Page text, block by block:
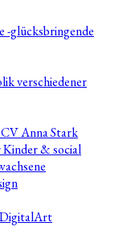
-glücksbringende
verschiedener
Anna Stark
& social
DigitalArt